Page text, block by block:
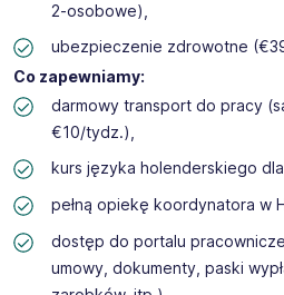
2-osobowe),
ubezpieczenie zdrowotne
Co zapewniamy:
darmowy transport do pracy
€10/tydz.),
kurs języka holenderskiego
pełną opiekę koordynatora w
dostęp do portalu
umowy, dokumenty, paski